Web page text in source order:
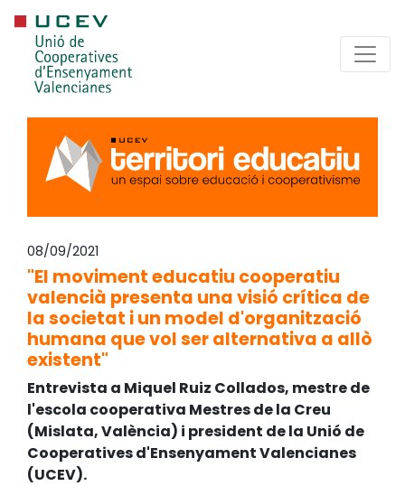
08/09/2021
"El moviment educatiu cooperatiu
valencià presenta una visió crítica de
la societat i un model d'organització
humana que vol ser alternativa a allò
existent"
Entrevista a Miquel Ruiz Collados, mestre de
l'escola cooperativa Mestres de la Creu
(Mislata, València) i president de la Unió de
Cooperatives d'Ensenyament Valencianes
(UCEV).